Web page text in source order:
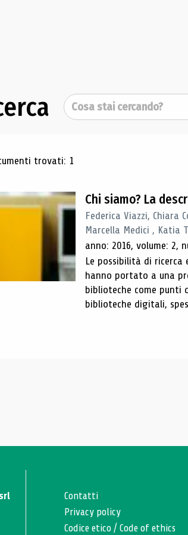
Cerca
di ricerca
trovati: 1
Chi siamo? La
Federica Viazzi, Chiara
Marcella Medici , Katia
anno: 2016, volume: 2,
Le possibilità di
hanno portato a una
biblioteche come punti
biblioteche digitali,
Contatti
Privacy policy
Codice etico /Code of ethics